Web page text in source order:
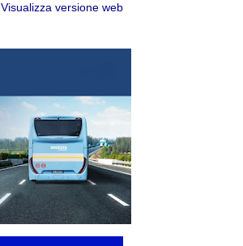
Visualizza versione web